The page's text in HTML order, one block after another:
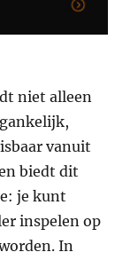
niet alleen
vanuit
biedt dit
je kunt
inspelen op
In